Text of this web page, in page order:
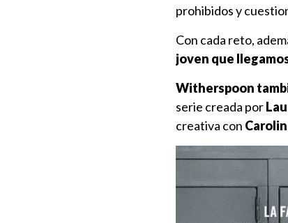
prohibidos y
Con cada reto,
joven que
Witherspoon
serie creada por
creativa con